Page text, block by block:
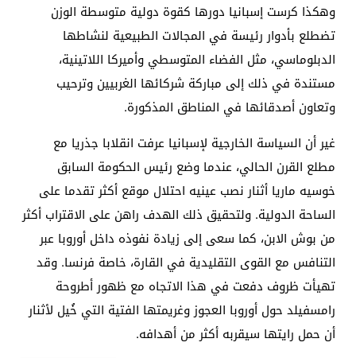
وهكذا كرست إسبانيا دورها كقوة دولية متوسطة الوزن
تضطلع بأدوار رئيسة في المجالات الطبيعية لنشاطها
الدبلوماسي، مثل الفضاء المتوسطي وأميركا اللاتينية،
مستندة في ذلك إلى مباركة شركائها الغربيين وترحيب
وتعاون أصدقائها في المناطق المذكورة.
غير أن السياسة الخارجية لإسبانيا عرفت انقلابا جذريا مع
مطلع القرن الحالي، عندما وضع رئيس الحكومة السابق
خوسيه ماريا أثنار نصب عينيه احتلال موقع أكثر تقدما على
الساحة الدولية. ولتحقيق ذلك الهدف راهن على الاقتراب أكثر
من بوش الابن، كما سعى إلى زيادة نفوذه داخل أوروبا عبر
التنافس مع القوى التقليدية في القارة، خاصة فرنسا. وقد
تهيأت ظروف دفعت في هذا الاتجاه مع ظهور أطروحة
رامسفيلد حول أوروبا العجوز وغريمتها الفتية التي خُيل لأثنار
أن حمل رايتها سيقربه أكثر من أهدافه.